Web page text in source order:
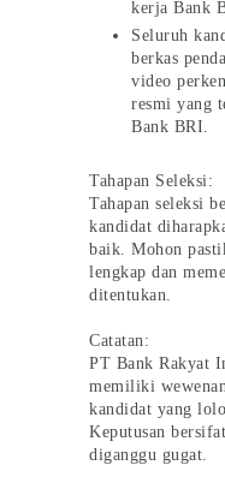
kerja Bank
Seluruh
berkas
video
resmi yang
Bank BRI.
Tahapan Seleksi:
Tahapan seleksi
kandidat
baik. Mohon
lengkap dan
ditentukan.
Catatan:
PT Bank Rakyat
memiliki
kandidat yang
Keputusan
diganggu gugat.